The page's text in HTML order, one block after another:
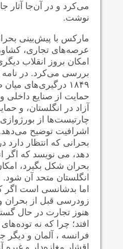
می‌کرد و در آن‌جا آثار
نوشت.
مارکس با پیش‌بینی
عرصه‌های تجاری،
امکان بروز انقلاب
بررسی می‌کرد. در نامه
۱۸۴۹ درگیری‌های
حمایت از صنایع داخلی
آزاد در انگلستان، و
چارتیست‌ها از
اشرافیت توضیح می‌دهد.
بحرانی که انتظار دارد
دهد، می نویسد که اگر
بحران شکل بگیرد،
انگلستان متحد آن
اما بدشانسی است اگر
زودرسی قبل از بحران
هنوز تجارت در حال
افتد؛ چرا که نه
فرانسه ، آلمان و دیگر
اقشار مغازه‌دار و غیره